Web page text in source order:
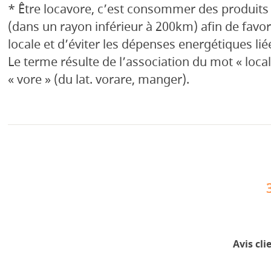
* Être locavore, c’est consommer des
(dans un rayon inférieur à 200km) afin de
locale et d’éviter les dépenses energétiques
Le terme résulte de l’association du mot «
« vore » (du lat. vorare, manger).
Avis